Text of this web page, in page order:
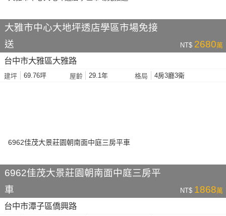
大雅市中心大地坪透店學區市場免接
送
NT$ 2680萬
台中市大雅區大雅路
建坪 69.76坪 屋齡 29.1年 格局 4房3廳3衛
6962佳茂大景莊園朝南面中庭三房平
車
NT$ 1868萬
台中市潭子區僑興路